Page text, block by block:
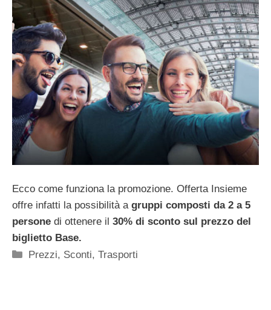
Ecco come funziona la promozione. Offerta Insieme
offre infatti la possibilità a gruppi composti da 2 a 5
persone di ottenere il 30% di sconto sul prezzo del
biglietto Base.
Categorie
Prezzi, Sconti,Trasporti